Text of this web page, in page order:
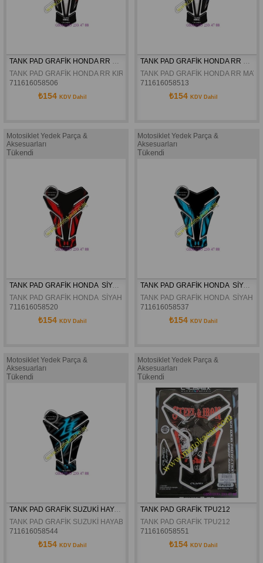
TANK PAD GRAFİK HONDA RR KIRMIZI SİYAH TPH403
TANK PAD GRAFİK HONDA RR KIRMIZI SİYAH TPH403
711616058506
₺154 KDV Dahil
TANK PAD GRAFİK HONDA RR MAVİ SİYAH TPH404
TANK PAD GRAFİK HONDA RR MAVİ
711616058513
₺154 KDV Dahil
Motosiklet Yedek Parça &
Aksesuarları
Tükendi
TANK PAD GRAFİK HONDA  SİYAH KIRMIZI TPH405
TANK PAD GRAFİK HONDA  SİYAH KIRMIZI TPH405
711616058520
₺154 KDV Dahil
Motosiklet Yedek Parça &
Aksesuarları
Tükendi
TANK PAD GRAFİK HONDA  SİYAH MAVİ TPH406
TANK PAD GRAFİK HONDA  SİYAH
711616058537
₺154 KDV Dahil
Motosiklet Yedek Parça &
Aksesuarları
Tükendi
TANK PAD GRAFİK SUZUKİ HAYABUSA SİYAH MAVİ TPS741
TANK PAD GRAFİK SUZUKİ HAYABUSA SİYAH MAVİ TPS741
711616058544
₺154 KDV Dahil
Motosiklet Yedek Parça &
Aksesuarları
Tükendi
TANK PAD GRAFİK TPU212
TANK PAD GRAFİK TPU212
711616058551
₺154 KDV Dahil